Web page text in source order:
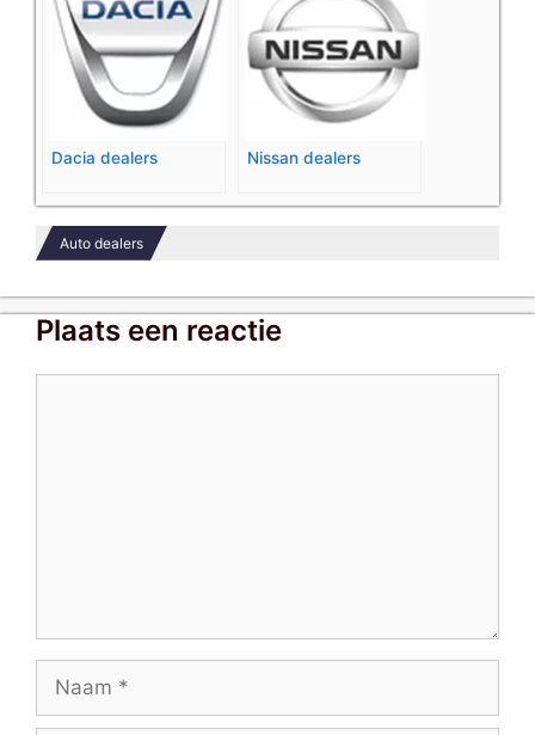
Dacia dealers Nissan dealers
Auto dealers
Plaats een reactie